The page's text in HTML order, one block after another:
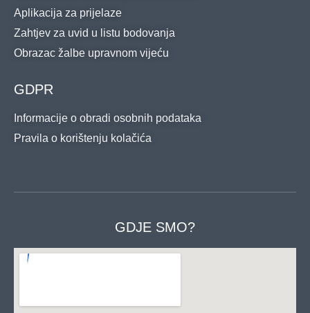
Aplikacija za prijelaze
Zahtjev za uvid u listu bodovanja
Obrazac žalbe upravnom vijeću
GDPR
Informacije o obradi osobnih podataka
Pravila o korištenju kolačića
GDJE SMO?